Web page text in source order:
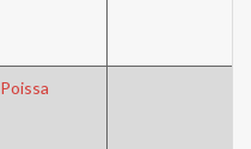
Poissa